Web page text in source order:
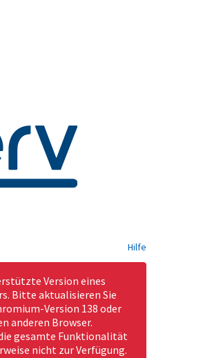
Hilfe
Version eines
Bitte aktualisieren Sie
Version 138 oder
anderen Browser.
gesamte Funktionalität
nicht zur Verfügung.